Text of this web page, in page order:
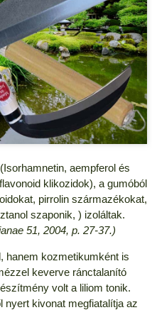
aempferol és
klikozidok), a gumóból
pirrolin származékokat,
szaponik, ) izoláltak.
51, 2004, p. 27-37.)
hanem kozmetikumként is
keverve ránctalanító
volt a liliom tonik.
nyert kivonat megfiatalítja az